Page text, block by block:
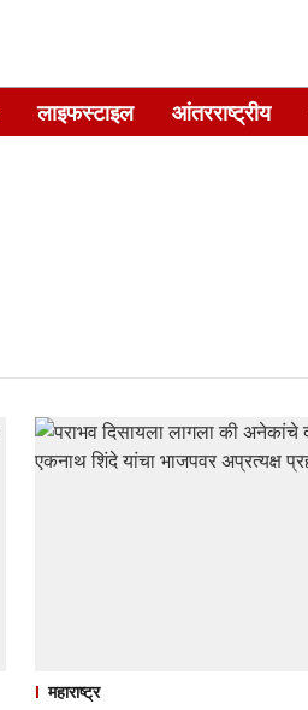
लाइफस्टाइल आंतरराष्ट्रीय
महाराष्ट्र